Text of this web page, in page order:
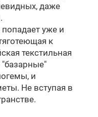
даже
уже и
к
текстильная
и
Не вступая в